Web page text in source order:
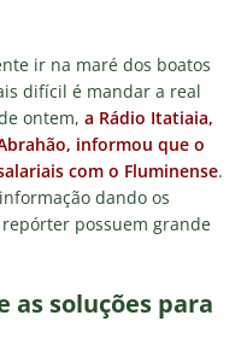
ir na maré dos boatos
difícil é mandar a real
ontem, a Rádio Itatiaia,
informou que o
com o Fluminense.
dando os
possuem grande
as soluções para